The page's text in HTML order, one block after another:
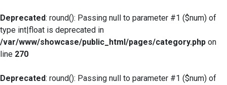
Deprecated: round(): Passing null to parameter #1 ($num) of
type int|float is deprecated in
/var/www/showcase/public_html/pages/category.php on
line 270
Deprecated: round(): Passing null to parameter #1 ($num) of